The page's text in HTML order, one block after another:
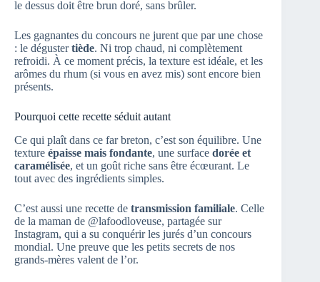
le dessus doit être brun doré, sans brûler.
Les gagnantes du concours ne jurent que par une chose
: le dégustertiède. Ni trop chaud, ni complètement
refroidi. À ce moment précis, la texture est idéale, et les
arômes du rhum (si vous en avez mis) sont encore bien
présents.
Pourquoi cette recette séduit autant
Ce qui plaît dans ce far breton, c’est son équilibre. Une
texture épaisse mais fondante, une surface dorée et
caramélisée, et un goût riche sans être écœurant. Le
tout avec des ingrédients simples.
C’est aussi une recette de transmission familiale. Celle
de la maman de @lafoodloveuse, partagée sur
Instagram, qui a su conquérir les jurés d’un concours
mondial. Une preuve que les petits secrets de nos
grands-mères valent de l’or.